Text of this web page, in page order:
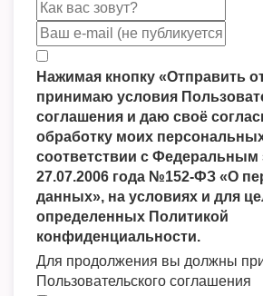
Нажимая кнопку «Отправить
принимаю условия
соглашения и даю своё
обработку моих
соответствии с Федеральным
27.07.2006 года №152-ФЗ «О
данных», на условиях и для
определенных Политикой
конфиденциальности.
Для продолжения вы должны
Пользовательского соглашения